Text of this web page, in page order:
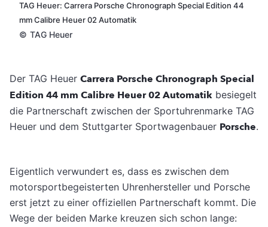
TAG Heuer: Carrera Porsche Chronograph Special Edition 44
mm Calibre Heuer 02 Automatik
© TAG Heuer
Der TAG Heuer Carrera Porsche Chronograph Special
Edition 44 mm Calibre Heuer 02 Automatik besiegelt
die Partnerschaft zwischen der Sportuhrenmarke TAG
Heuer und dem Stuttgarter Sportwagenbauer Porsche.
Eigentlich verwundert es, dass es zwischen dem
motorsportbegeisterten Uhrenhersteller und Porsche
erst jetzt zu einer offiziellen Partnerschaft kommt. Die
Wege der beiden Marke kreuzen sich schon lange: